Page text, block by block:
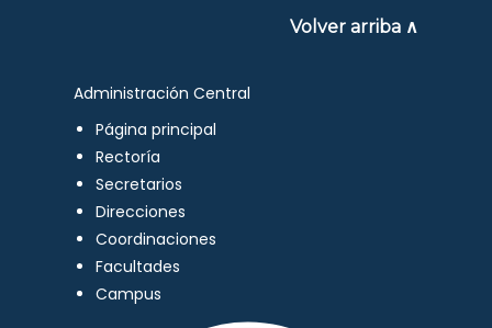
Volver arriba ∧
Administración Central
Página principal
Rectoría
Secretarios
Direcciones
Coordinaciones
Facultades
Campus